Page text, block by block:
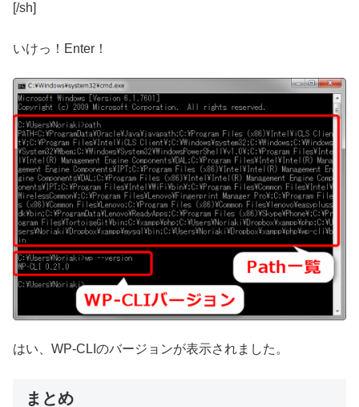
[/sh]
いけっ！Enter！
はい、WP-CLIのバージョンが表示されました。
まとめ